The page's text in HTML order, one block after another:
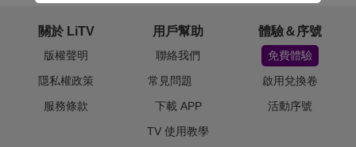
關於 LiTV
版權聲明
隱私權政策
服務條款
用戶幫助
聯絡我們
常見問題
下載 APP
TV 使用教學
體驗＆序號
免費體驗
啟用兌換卷
活動序號